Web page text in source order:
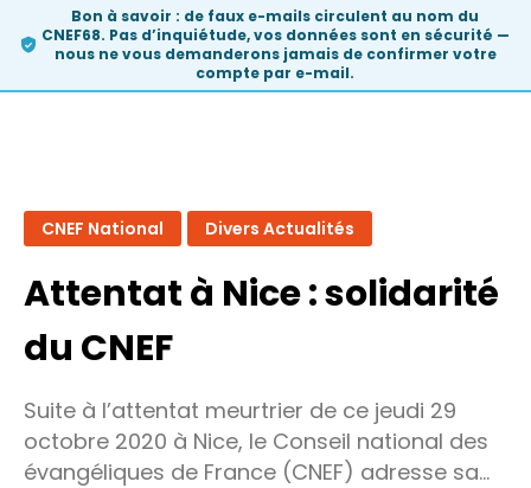
CNEF National Divers Actualités
Attentat à Nice : solidarité
du CNEF
Suite à l’attentat meurtrier de ce jeudi 29
octobre 2020 à Nice, le Conseil national des
évangéliques de France (CNEF) adresse sa…
Bon à savoir : de faux e-mails circulent au nom du
CNEF68. Pas d’inquiétude, vos données sont en sécurité —
nous ne vous demanderons jamaisde confirmer votre
compte par e-mail.